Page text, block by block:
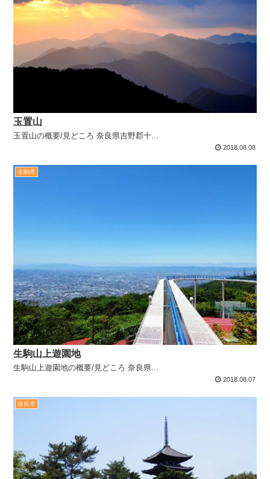
玉置山
玉置山の概要/見どころ 奈良県吉野郡十...
2018.08.08
生駒市
生駒山上遊園地
生駒山上遊園地の概要/見どころ 奈良県...
2018.08.07
奈良市